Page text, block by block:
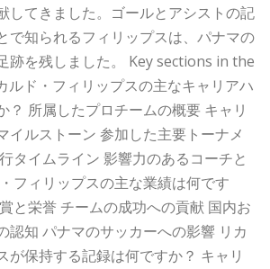
してきました。ゴールとアシストの記
で知られるフィリップスは、パナマの
跡を残しました。 Key sections in the
ド・フィリップスの主なキャリアハ
？ 所属したプロチームの概要 キャリ
イルストーン 参加した主要トーナメ
タイムライン 影響力のあるコーチと
フィリップスの主な業績は何です
と栄誉 チームの成功への貢献 国内お
認知 パナマのサッカーへの影響 リカ
が保持する記録は何ですか？ キャリ